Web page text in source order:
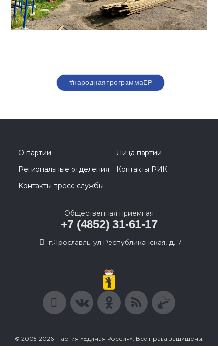
#народнаяпрограммаЕР
О партии
Лица партии
Региональные отделения
Контакты РИК
Контакты пресс-службы
Общественная приемная
+7 (4852) 31-61-17
г.Ярославль, ул.Республиканская, д. 7
© 2005-2026, Партия «Единая Россия». Все права защищены.